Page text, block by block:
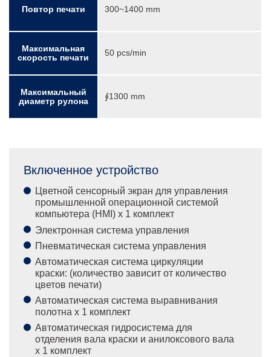
Повтор печати
Максимальная
скорость печати
Максимальный
диаметр рулона
300~1400 mm
50 pcs/min
∮1300 mm
Включенное устройство
Цветной сенсорный экран для управления
промышленной операционной системой
компьютера (HMI) х 1 комплект
Электронная система управления
Пневматическая система управления
Автоматическая система циркуляции
краски: (количество зависит от количество
цветов печати)
Автоматическая система выравнивания
полотна х 1 комплект
Автоматическая гидросистема для
отделения вала краски и анилоксового вала
x 1 комплект